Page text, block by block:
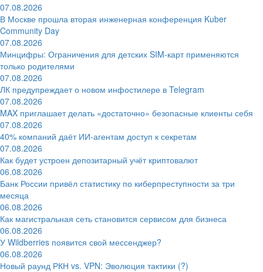
07.08.2026
В Москве прошла вторая инженерная конференция Kuber
Community Day
07.08.2026
Минцифры: Ограничения для детских SIM-карт применяются
только родителями
07.08.2026
ЛК предупреждает о новом инфостилере в Telegram
07.08.2026
MAX приглашает делать «достаточно» безопасные клиенты себя
07.08.2026
40% компаний даёт ИИ‑агентам доступ к секретам
07.08.2026
Как будет устроен депозитарный учёт криптовалют
06.08.2026
Банк России привёл статистику по киберпреступности за три
месяца
06.08.2026
Как магистральная сеть становится сервисом для бизнеса
06.08.2026
У Wildberries появится свой мессенджер?
06.08.2026
Новый раунд РКН vs. VPN: Эволюция тактики (?)